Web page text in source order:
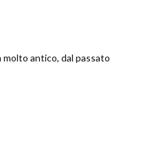
molto antico, dal passato